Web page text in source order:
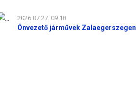
2026.07.27. 09:18
Önvezető járművek Zalaegerszegen